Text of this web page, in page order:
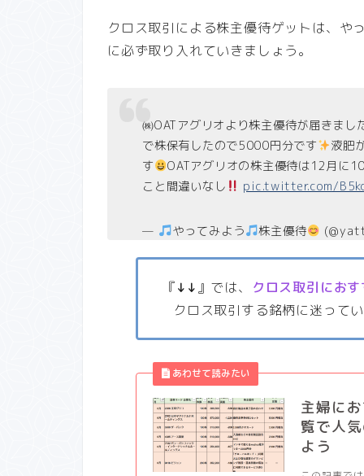
クロス取引による株主優待ゲットは、や
に必ず取り入れていきましょう。
㈱OATアグリオより株主優待が届きまし
で株保有したので5000円分です
液肥
す
OATアグリオの株主優待は12月に
こと間違いなし
pic.twitter.com/
— やってみよう 株主優待
『↓↓』では、 クロス取引にお
クロス取引する銘柄に迷って
主婦に
覧で人
よう